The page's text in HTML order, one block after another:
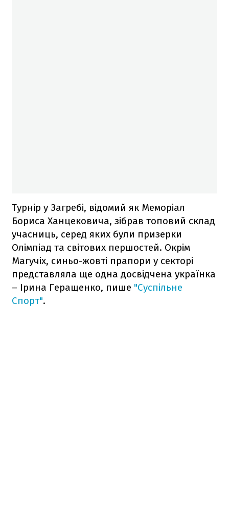
Турнір у Загребі, відомий як Меморіал
Бориса Ханцековича, зібрав топовий склад
учасниць, серед яких були призерки
Олімпіад та світових першостей. Окрім
Магучіх, синьо-жовті прапори у секторі
представляла ще одна досвідчена українка
– Ірина Геращенко, пише "Суспільне
Спорт".